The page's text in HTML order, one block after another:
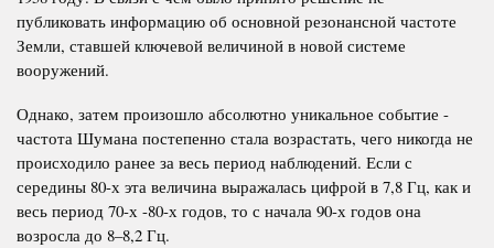
публиковать информацию об основной резонансной частоте
Земли, ставшей ключевой величиной в новой системе
вооружений.
Однако, затем произошло абсолютно уникальное событие -
частота Шумана постепенно стала возрастать, чего никогда не
происходило ранее за весь период наблюдений. Если с
середины 80-х эта величина выражалась цифрой в 7,8 Гц, как и
весь период 70-х -80-х годов, то с начала 90-х годов она
возросла до 8–8,2 Гц.